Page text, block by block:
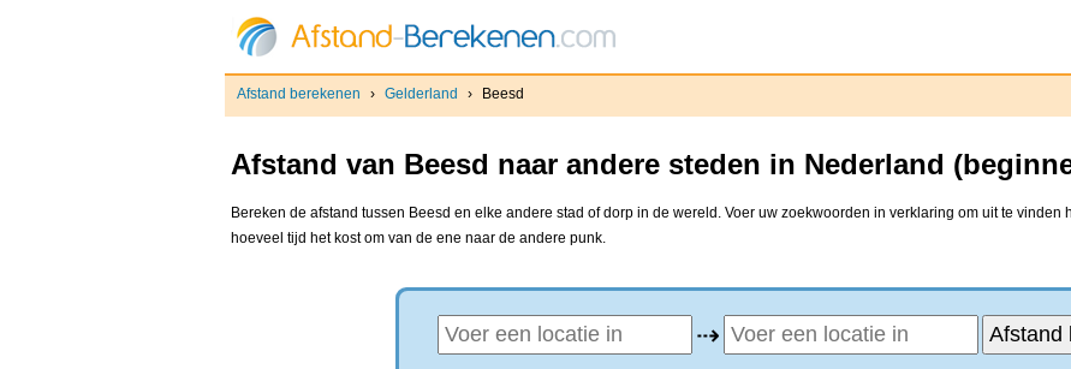
Afstand berekenen › Gelderland › Beesd
Afstand van Beesd naar andere steden in Nederland
Bereken de afstand tussen Beesd en elke andere stad of dorp in de wereld. Voer uw zoekwoorden in verklaring om uit te
hoeveel tijd het kost om van de ene naar de andere punk.
⇢